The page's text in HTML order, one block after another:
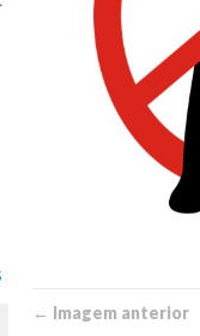
← Imagem anterior
Journal of Separation